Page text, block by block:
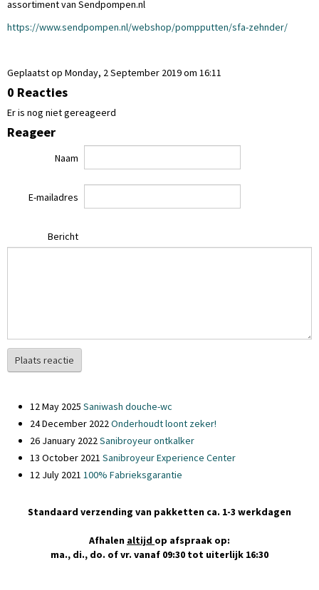
assortiment van Sendpompen.nl
https://www.sendpompen.nl/webshop/pompputten/sfa-zehnder/
Geplaatst op Monday, 2 September 2019 om 16:11
0 Reacties
Er is nog niet gereageerd
Reageer
Naam
E-mailadres
Bericht
Plaats reactie
12 May 2025 Saniwash douche-wc
24 December 2022Onderhoudt loont zeker!
26 January 2022Sanibroyeur ontkalker
13 October 2021 Sanibroyeur Experience Center
12 July 2021 100% Fabrieksgarantie
Standaard verzending van pakketten ca. 1-3 werkdagen
Afhalen altijd op afspraak op:
ma., di., do. of vr. vanaf 09:30 tot uiterlijk 16:30